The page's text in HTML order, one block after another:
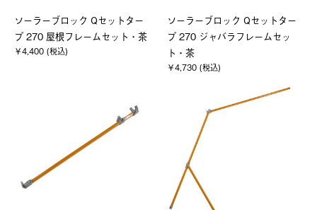
ソーラーブロック Qセットター
プ 270 屋根フレームセット・茶
￥4,400 (税込)
ソーラーブロック Qセットター
プ 270 ジャバラフレームセッ
ト・茶
￥4,730 (税込)